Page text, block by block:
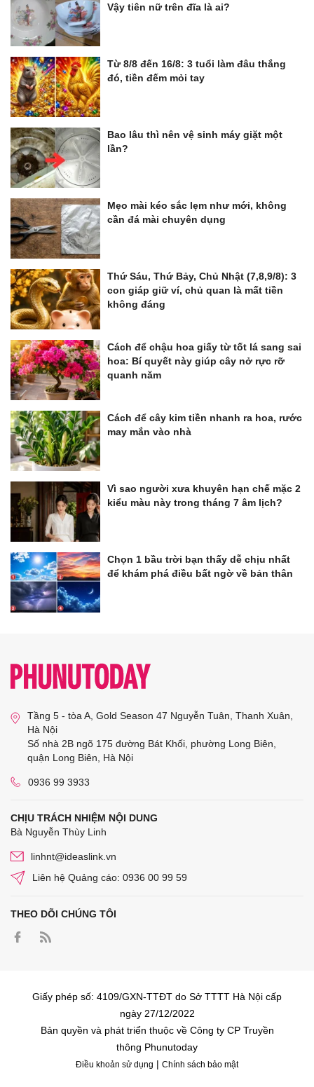
Vậy tiên nữ trên đĩa là ai?
Từ 8/8 đến 16/8: 3 tuổi làm đâu thắng
đó, tiền đếm mỏi tay
Bao lâu thì nên vệ sinh máy giặt một
lần?
Mẹo mài kéo sắc lẹm như mới, không
cần đá mài chuyên dụng
Thứ Sáu, Thứ Bảy, Chủ Nhật (7,8,9/8): 3
con giáp giữ ví, chủ quan là mất tiền
không đáng
Cách để chậu hoa giấy từ tốt lá sang sai
hoa: Bí quyết này giúp cây nở rực rỡ
quanh năm
Cách để cây kim tiền nhanh ra hoa, rước
may mắn vào nhà
Vì sao người xưa khuyên hạn chế mặc 2
kiểu màu này trong tháng 7 âm lịch?
Chọn 1 bầu trời bạn thấy dễ chịu nhất
để khám phá điều bất ngờ về bản thân
Tầng 5 - tòa A, Gold Season 47 Nguyễn Tuân, Thanh Xuân,
Hà Nội
Số nhà 2B ngõ 175 đường Bát Khối, phường Long Biên,
quận Long Biên, Hà Nội
0936 99 3933
CHỊU TRÁCH NHIỆM NỘI DUNG
Bà Nguyễn Thùy Linh
linhnt@ideaslink.vn
Liên hệ Quảng cáo: 0936 00 99 59
THEO DÕI CHÚNG TÔI
Giấy phép số: 4109/GXN-TTĐT do Sở TTTT Hà Nội cấp
ngày 27/12/2022
Bản quyền và phát triển thuộc về Công ty CP Truyền
thông Phunutoday
Điều khoản sử dụng | Chính sách bảo mật